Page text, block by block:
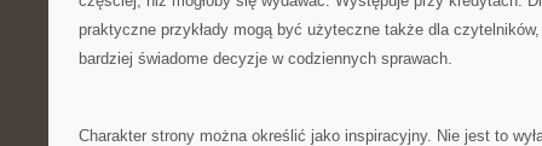
praktyczne przykłady mogą być użyteczne także dla
bardziej świadome decyzje w codziennych sprawach.
Charakter strony można określić jako inspiracyjny. Nie jest to